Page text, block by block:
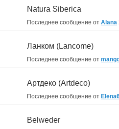
Natura Siberica
Последнее сообщение от Alana
Ланком (Lancome)
Последнее сообщение от
Артдеко (Artdeco)
Последнее сообщение от
Belweder